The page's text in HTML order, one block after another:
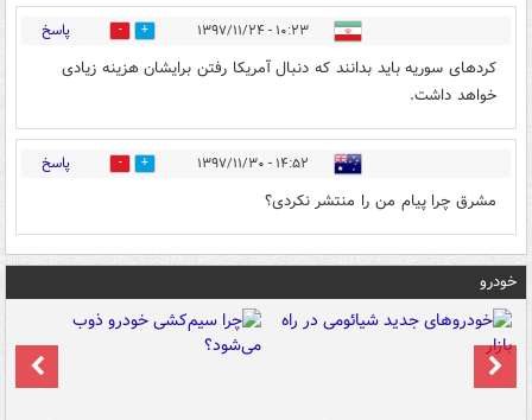
۱۰:۲۳ - ۱۳۹۷/۱۱/۲۴ 2 پاسخ
کردهای سوریه باید بدانند که دنبال آمریکا رفتن برایشان هزینه زیادی
خواهد داشت.
۱۴:۵۲ - ۱۳۹۷/۱۱/۳۰ 0 پاسخ
مشرق چرا پیام من را منتشر نکردی؟
خودرو